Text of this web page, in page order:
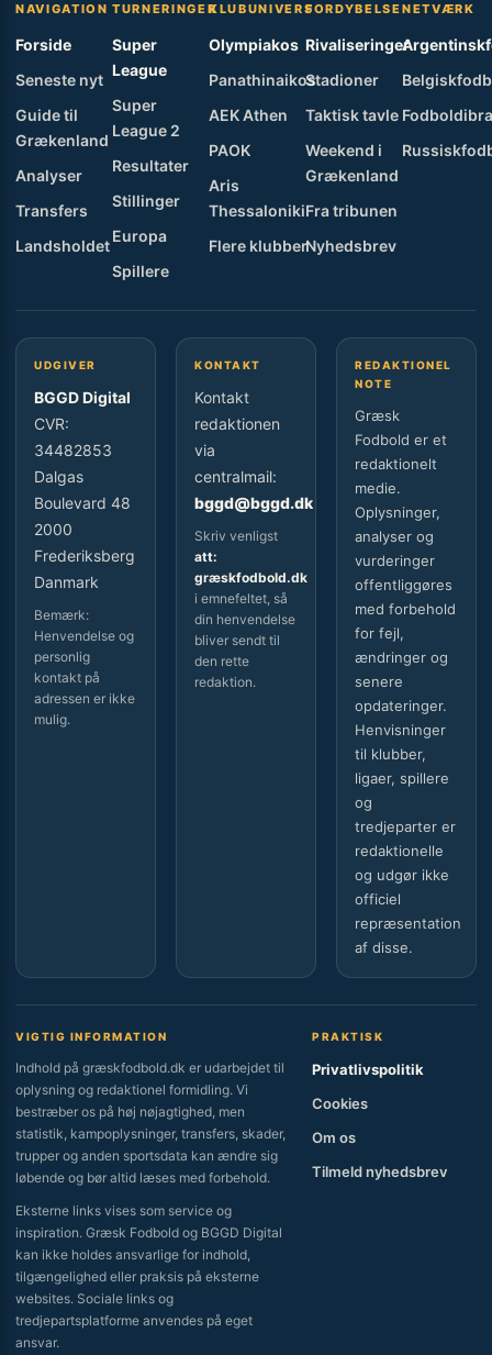
NAVIGATION
Forside
Seneste nyt
Guide til
Grækenland
Analyser
Transfers
Landsholdet
TURNERINGER
Super
League
Super
League 2
Resultater
Stillinger
Europa
Spillere
KLUBUNIVERS
Olympiakos
Panathinaikos
AEK Athen
PAOK
Aris
Thessaloniki
Flere klubber
FORDYBELSE
Rivaliseringer
Stadioner
Taktisk tavle
Weekend i
Grækenland
Fra tribunen
Nyhedsbrev
NETVÆRK
UDGIVER
BGGD Digital
CVR:
34482853
Dalgas
Boulevard 48
2000
Frederiksberg
Danmark
Bemærk:
Henvendelse og
personlig
kontakt på
adressen er ikke
mulig.
KONTAKT
Kontakt
redaktionen
via
centralmail:
bggd@bggd.dk
Skriv venligst
att:
græskfodbold.dk
i emnefeltet, så
din henvendelse
bliver sendt til
den rette
redaktion.
REDAKTIONEL
NOTE
Græsk
Fodbold er et
redaktionelt
medie.
Oplysninger,
analyser og
vurderinger
offentliggøres
med forbehold
for fejl,
ændringer og
senere
opdateringer.
Henvisninger
til klubber,
ligaer, spillere
og
tredjeparter er
redaktionelle
og udgør ikke
officiel
repræsentation
af disse.
VIGTIG INFORMATION
Indhold på græskfodbold.dk er udarbejdet til
oplysning og redaktionel formidling. Vi
bestræber os på høj nøjagtighed, men
statistik, kampoplysninger, transfers, skader,
trupper og anden sportsdata kan ændre sig
løbende og bør altid læses med forbehold.
Eksterne links vises som service og
inspiration. Græsk Fodbold og BGGD Digital
kan ikke holdes ansvarlige for indhold,
tilgængelighed eller praksis på eksterne
websites. Sociale links og
tredjepartsplatforme anvendes på eget
ansvar.
PRAKTISK
Privatlivspolitik
Cookies
Om os
Tilmeld nyhedsbrev